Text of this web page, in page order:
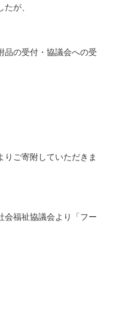
が、
品の受付・協議会への受
りご寄附していただきま
会福祉協議会より「フー